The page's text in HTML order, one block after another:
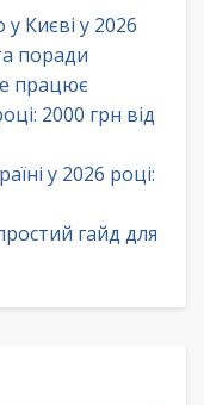
Києві у 2026
поради
працює
2000 грн від
у 2026 році:
гайд для